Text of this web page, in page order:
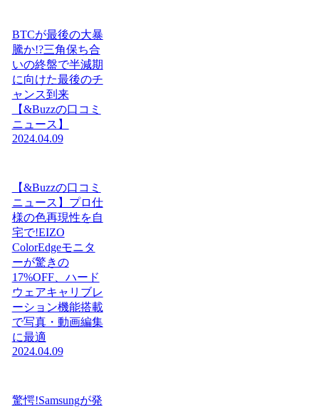
BTCが最後の大暴
騰か!?三角保ち合
いの終盤で半減期
に向けた最後のチ
ャンス到来
【&Buzzの口コミ
ニュース】
2024.04.09
【&Buzzの口コミ
ニュース】プロ仕
様の色再現性を自
宅で!EIZO
ColorEdgeモニタ
ーが驚きの
17%OFF、ハード
ウェアキャリブレ
ーション機能搭載
で写真・動画編集
に最適
2024.04.09
驚愕!Samsungが発